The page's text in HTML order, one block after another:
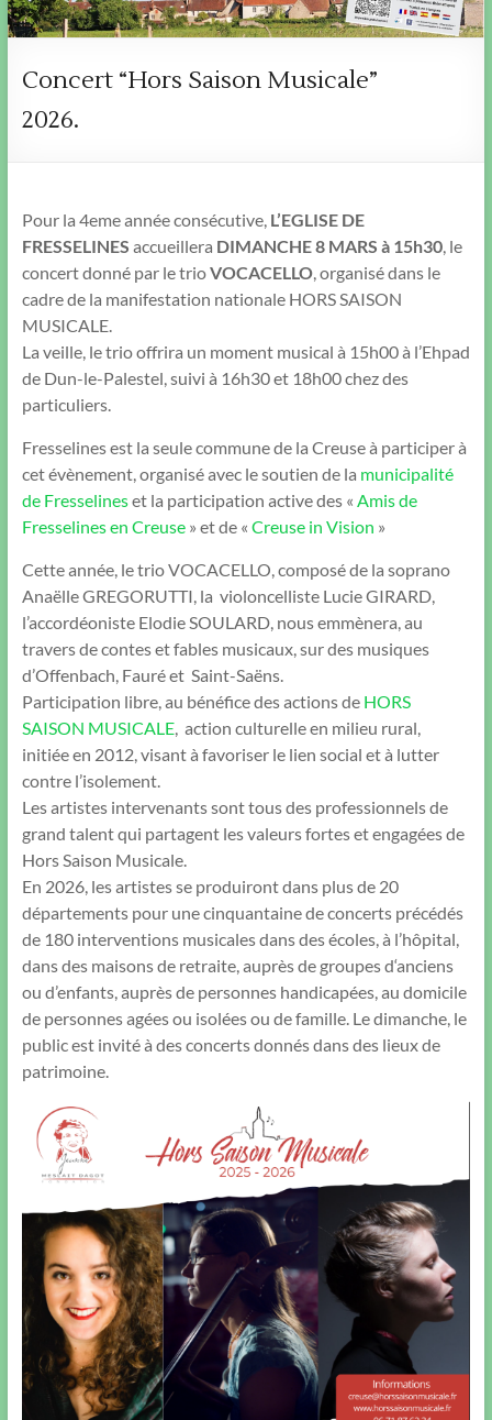
Concert “Hors Saison Musicale”
2026.
Pour la 4eme année consécutive, L’EGLISE DE
FRESSELINES accueillera DIMANCHE 8 MARS à 15h30, le
concert donné par le trioVOCACELLO, organisé dans le
cadre de la manifestation nationale HORS SAISON
MUSICALE.
La veille, le trio offrira un moment musical à 15h00 à l’Ehpad
de Dun-le-Palestel, suivi à 16h30 et 18h00 chez des
particuliers.
Fresselines est la seule commune de la Creuse à participer à
cet évènement, organisé avec le soutien de la municipalité
de Fresselineset la participation active des « Amis de
Fresselines en Creuse » et de « Creuse in Vision »
Cette année, le trio VOCACELLO, composé de la soprano
Anaëlle GREGORUTTI, la violoncelliste Lucie GIRARD,
l’accordéoniste Elodie SOULARD, nous emmènera, au
travers de contes et fables musicaux, sur des musiques
d’Offenbach, Fauré et Saint-Saëns.
Participation libre, au bénéfice des actions de HORS
SAISON MUSICALE, action culturelle en milieu rural,
initiée en 2012, visant à favoriser le lien social et à lutter
contre l’isolement.
Les artistes intervenants sont tous des professionnels de
grand talent qui partagent les valeurs fortes et engagées de
Hors Saison Musicale.
En 2026, les artistes se produiront dans plus de 20
départements pour une cinquantaine de concerts précédés
de 180 interventions musicales dans des écoles, à l’hôpital,
dans des maisons de retraite, auprès de groupes d‘anciens
ou d’enfants, auprès de personnes handicapées, au domicile
de personnes agées ou isolées ou de famille. Le dimanche, le
public est invité à des concerts donnés dans des lieux de
patrimoine.